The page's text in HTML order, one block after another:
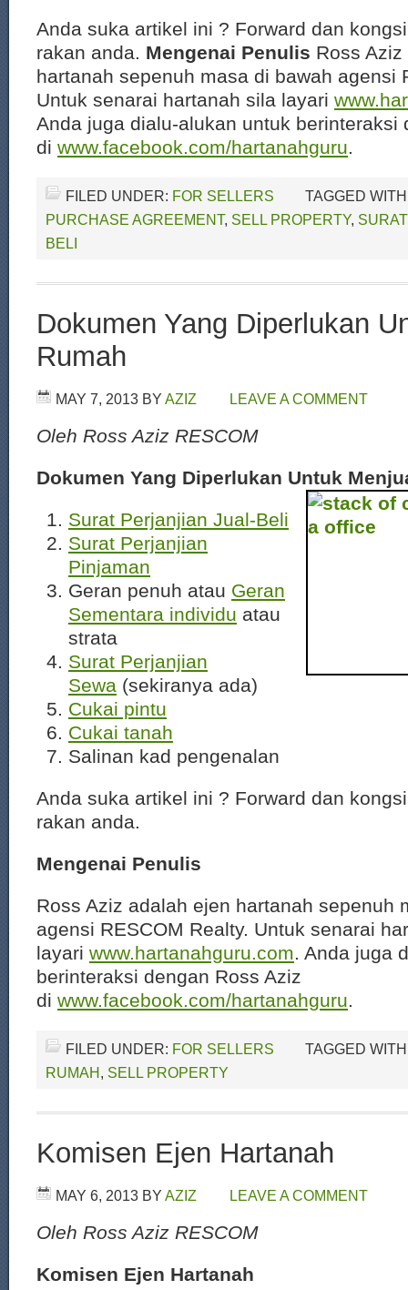
Anda suka artikel ini ? Forward dan
rakan anda. Mengenai Penulis Ross
hartanah sepenuh masa di bawah agensi
Untuk senarai hartanah sila layari
Anda juga dialu-alukan untuk berinteraksi
di www.facebook.com/hartanahguru.
FILED UNDER: FOR SELLERS
TAGGED
PURCHASE AGREEMENT, SELL PROPERTY,
BELI
Dokumen Yang Diperlukan
Rumah
MAY 7, 2013 BY AZIZ LEAVE A COMMENT
Oleh Ross Aziz RESCOM
Dokumen Yang Diperlukan Untuk
Surat Perjanjian Jual-Beli
Surat Perjanjian
Pinjaman
Geran penuh atau Geran
Sementara individu atau
strata
Surat Perjanjian
Sewa (sekiranya ada)
Cukai pintu
Cukai tanah
Salinan kad pengenalan
Anda suka artikel ini ? Forward dan
rakan anda.
Mengenai Penulis
Ross Aziz adalah ejen hartanah sepenuh
agensi RESCOM Realty. Untuk senarai
layari www.hartanahguru.com. Anda juga
berinteraksi dengan Ross Aziz
di www.facebook.com/hartanahguru.
FILED UNDER: FOR SELLERS
TAGGED
RUMAH, SELL PROPERTY
Komisen Ejen Hartanah
MAY 6, 2013 BY AZIZ LEAVE A COMMENT
Oleh Ross Aziz RESCOM
Komisen Ejen Hartanah